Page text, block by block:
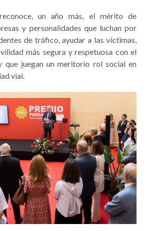
un año más, el mérito de
y personalidades que luchan por
de tráfico, ayudar a las víctimas,
más segura y respetuosa con el
que juegan un meritorio rol social en
vial.